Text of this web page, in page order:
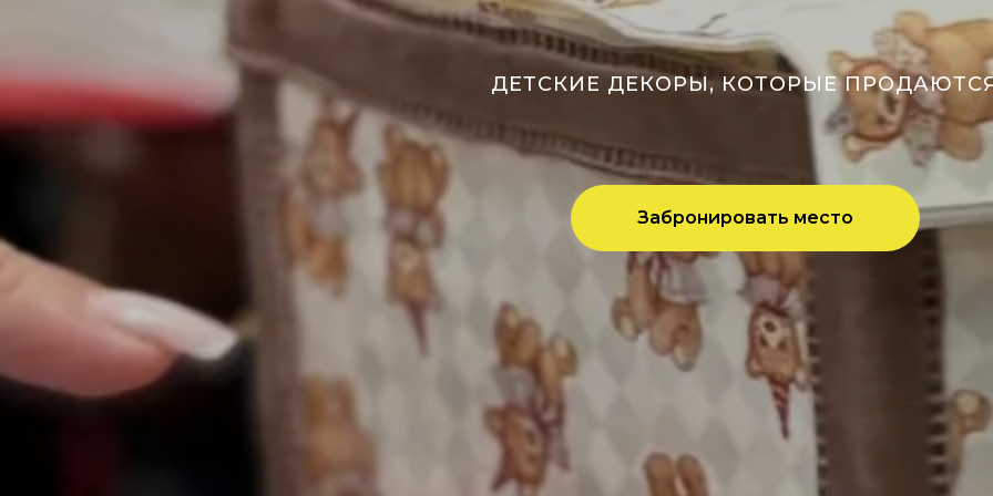
ДЕТСКИЕ ДЕКОРЫ, КОТОРЫЕ
Забронировать место